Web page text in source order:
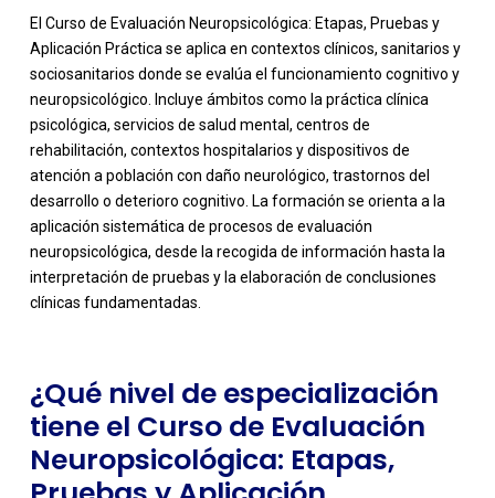
El Curso de Evaluación Neuropsicológica: Etapas, Pruebas y
Aplicación Práctica se aplica en contextos clínicos, sanitarios y
sociosanitarios donde se evalúa el funcionamiento cognitivo y
neuropsicológico. Incluye ámbitos como la práctica clínica
psicológica, servicios de salud mental, centros de
rehabilitación, contextos hospitalarios y dispositivos de
atención a población con daño neurológico, trastornos del
desarrollo o deterioro cognitivo. La formación se orienta a la
aplicación sistemática de procesos de evaluación
neuropsicológica, desde la recogida de información hasta la
interpretación de pruebas y la elaboración de conclusiones
clínicas fundamentadas.
-
¿Qué nivel de especialización
tiene el Curso de Evaluación
Neuropsicológica: Etapas,